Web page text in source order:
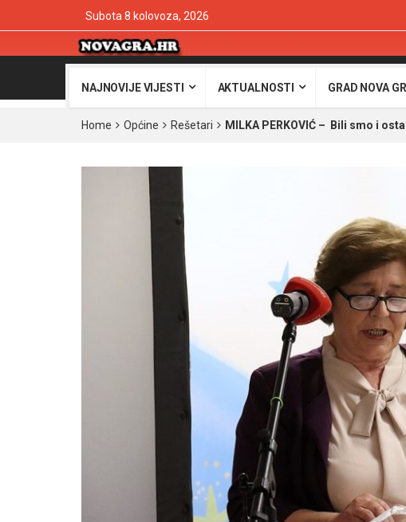
Subota 8 kolovoza, 2026
NAJNOVIJE VIJESTI AKTUALNOSTI GRAD NOVA
Home Općine Rešetari MILKA PERKOVIĆ – Bili smo i